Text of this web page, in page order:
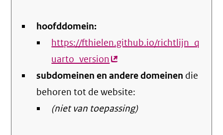
hoofddomein:
https://fthielen.github.io/richtlijn_q
uarto_version(externe
link)
subdomeinen en andere domeinen die
behoren tot de website:
(niet van toepassing)